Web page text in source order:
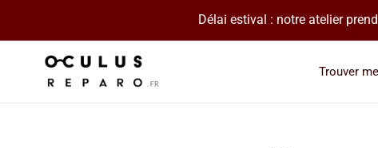
contenu
Délai estival : notre atelier
Trouver